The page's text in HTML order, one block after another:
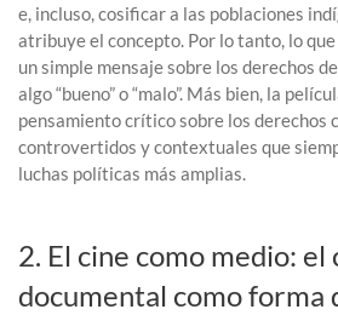
e, incluso, cosificar a las poblaciones
atribuye el concepto. Por lo tanto, lo
un simple mensaje sobre los derechos
algo “bueno” o “malo”. Más bien, la
pensamiento crítico sobre los derechos
controvertidos y contextuales que
luchas políticas más amplias.
2. El cine como medio: el
documental como forma